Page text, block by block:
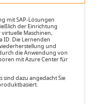
mit SAP-Lösungen
der Einrichtung
Maschinen,
ID. Die Lernenden
und
die Anwendung von
mit Azure Center für
sind dazu angedacht Sie